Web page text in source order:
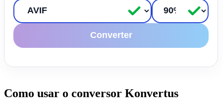
Converter
Como usar o conversor Konvertus